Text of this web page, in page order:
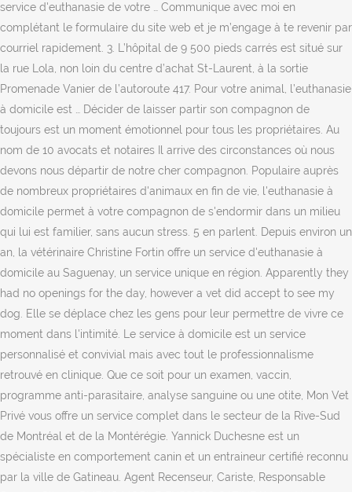
service d'euthanasie de votre … Communique avec moi en
complétant le formulaire du site web et je m’engage à te revenir par
courriel rapidement. 3. L’hôpital de 9 500 pieds carrés est situé sur
la rue Lola, non loin du centre d’achat St-Laurent, à la sortie
Promenade Vanier de l’autoroute 417. Pour votre animal, l’euthanasie
à domicile est … Décider de laisser partir son compagnon de
toujours est un moment émotionnel pour tous les propriétaires. Au
nom de 10 avocats et notaires Il arrive des circonstances où nous
devons nous départir de notre cher compagnon. Populaire auprès
de nombreux propriétaires d'animaux en fin de vie, l'euthanasie à
domicile permet à votre compagnon de s'endormir dans un milieu
qui lui est familier, sans aucun stress. 5 en parlent. Depuis environ un
an, la vétérinaire Christine Fortin offre un service d'euthanasie à
domicile au Saguenay, un service unique en région. Apparently they
had no openings for the day, however a vet did accept to see my
dog. Elle se déplace chez les gens pour leur permettre de vivre ce
moment dans l'intimité. Le service à domicile est un service
personnalisé et convivial mais avec tout le professionnalisme
retrouvé en clinique. Que ce soit pour un examen, vaccin,
programme anti-parasitaire, analyse sanguine ou une otite, Mon Vet
Privé vous offre un service complet dans le secteur de la Rive-Sud
de Montréal et de la Montérégie. Yannick Duchesne est un
spécialiste en comportement canin et un entraineur certifié reconnu
par la ville de Gatineau. Agent Recenseur, Cariste, Responsable